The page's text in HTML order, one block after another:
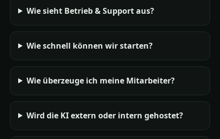
Wie sieht Betrieb & Support aus?
Wie schnell können wir starten?
Wie überzeuge ich meine Mitarbeiter?
Wird die KI extern oder intern gehostet?